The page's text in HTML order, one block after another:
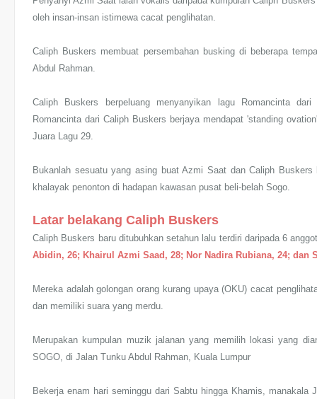
oleh insan-insan istimewa cacat penglihatan.
Caliph Buskers membuat persembahan busking di beberapa
Abdul Rahman.
Caliph Buskers berpeluang menyanyikan lagu Romancinta
Romancinta dari Caliph Buskers berjaya mendapat 'standing
Juara Lagu 29.
Bukanlah sesuatu yang asing buat Azmi Saat dan Caliph
khalayak penonton di hadapan kawasan pusat beli-belah Sogo.
Latar belakang Caliph Buskers
Caliph Buskers baru ditubuhkan setahun lalu terdiri daripada 6
Abidin, 26; Khairul Azmi Saad, 28; Nor Nadira Rubiana, 24; dan
Mereka adalah golongan orang kurang upaya (OKU) cacat
dan memiliki suara yang merdu.
Merupakan kumpulan muzik jalanan yang memilih lokasi yang
SOGO, di Jalan Tunku Abdul Rahman, Kuala Lumpur
Bekerja enam hari seminggu dari Sabtu hingga Khamis, manakala